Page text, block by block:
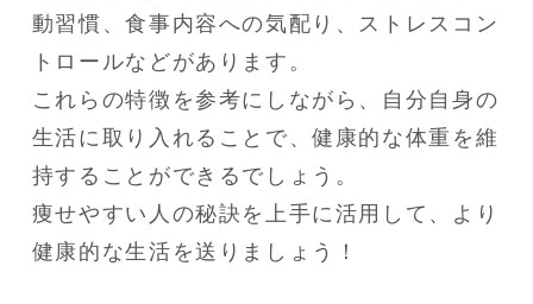
動習慣、食事内容への気配り、ストレスコン
トロールなどがあります。
これらの特徴を参考にしながら、自分自身の
生活に取り入れることで、健康的な体重を維
持することができるでしょう。
痩せやすい人の秘訣を上手に活用して、より
健康的な生活を送りましょう！